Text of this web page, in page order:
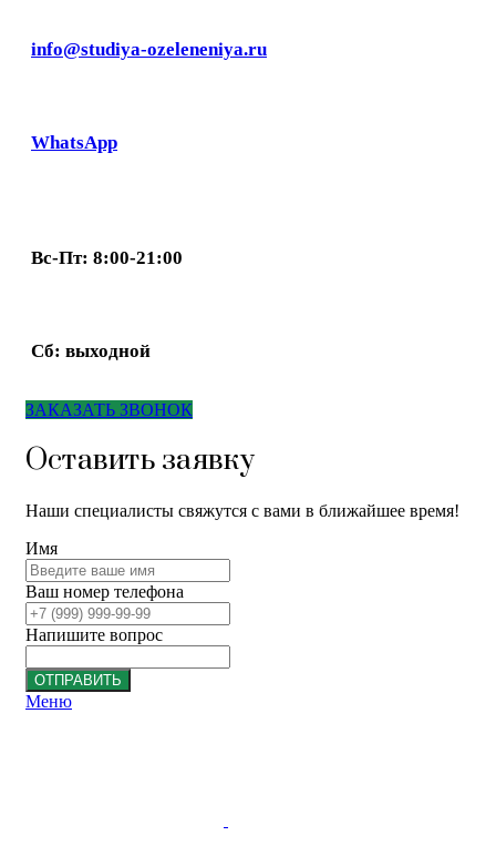
info@studiya-ozeleneniya.ru
WhatsApp
Вс-Пт: 8:00-21:00
Сб: выходной
ЗАКАЗАТЬ ЗВОНОК
Оставить заявку
Наши специалисты свяжутся с вами в ближайшее время!
Имя
Ваш номер телефона
Напишите вопрос
ОТПРАВИТЬ
Меню